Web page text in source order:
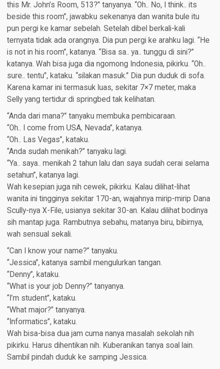
this Mr. John’s Room, 513?” tanyanya. “Oh.. No, I think.. its
beside this room”, jawabku sekenanya dan wanita bule itu
pun pergi ke kamar sebelah. Setelah dibel berkali-kali
ternyata tidak ada orangnya. Dia pun pergi ke arahku lagi. “He
is not in his room”, katanya. “Bisa sa.. ya.. tunggu di sini?”
katanya. Wah bisa juga dia ngomong Indonesia, pikirku. “Oh..
sure.. tentu”, kataku. “silakan masuk.” Dia pun duduk di sofa.
Karena kamar ini termasuk luas, sekitar 7×7 meter, maka
Selly yang tertidur di springbed tak kelihatan.
“Anda dari mana?” tanyaku membuka pembicaraan.
“Oh.. I come from USA, Nevada”, katanya.
“Oh.. Las Vegas”, kataku.
“Anda sudah menikah?” tanyaku lagi.
“Ya.. saya.. menikah 2 tahun lalu dan saya sudah cerai selama
setahun”, katanya lagi.
Wah kesepian juga nih cewek, pikirku. Kalau dilihat-lihat
wanita ini tingginya sekitar 170-an, wajahnya mirip-mirip Dana
Scully-nya X-File, usianya sekitar 30-an. Kalau dilihat bodinya
sih mantap juga. Rambutnya sebahu, matanya biru, bibirnya,
wah sensual sekali.
“Can I know your name?” tanyaku.
“Jessica”, katanya sambil mengulurkan tangan.
“Denny”, kataku.
“What is your job Denny?” tanyanya.
“I’m student”, kataku.
“What major?” tanyanya.
“Informatics”, kataku.
Wah bisa-bisa dua jam cuma nanya masalah sekolah nih
pikirku. Harus dihentikan nih. Kuberanikan tanya soal lain.
Sambil pindah duduk ke samping Jessica.